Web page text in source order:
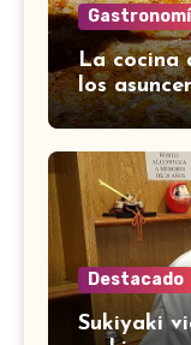
La cocina
los
Destacado
Sukiyaki